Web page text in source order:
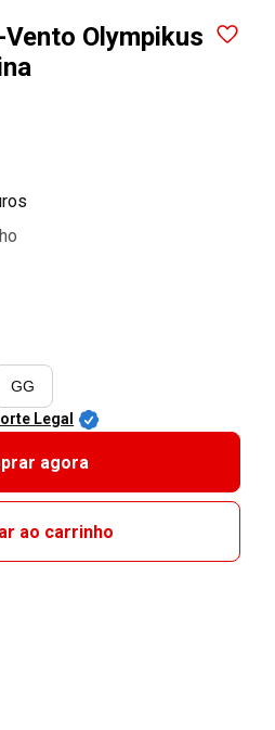
Olympikus
GG
Legal
agora
ao carrinho